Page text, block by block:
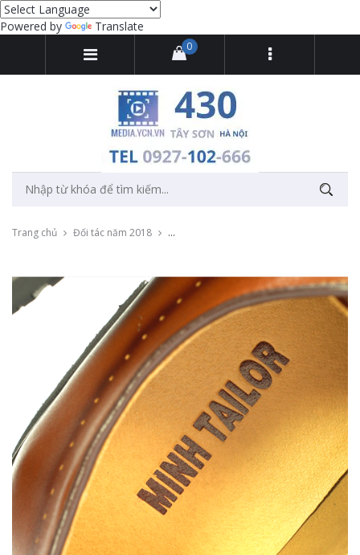
Powered by Translate
0
Trang chủ Đối tác năm 2018 Quay clip quảng cáo thời trang giầy da